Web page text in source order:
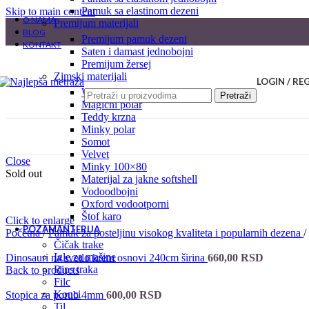
Skip to main content
O NAMA
BLOG
KONTAKT
Pretraži
LOGIN /
pamuk sa elastinom dezeni
premijum materijali
premijum pamuk dezeni
saten i damast jednobojni
premijum žersej
zimski materijali
welsoft
magični polar
teddy krzna
minky polar
somot
velvet
minky 100×80
materijal za jakne softshell
vodoodbojni
oxford vodootporni
štof karo
POZAMANTERIJA
čičak trake
igle za mašine
rips traka
filc
konci
til
Close
Sold out
Click to enlarge
Početna/ Pamuk za posteljinu visokog kvaliteta i popularnih dezena /
Dinosauri na svetlo krem osnovi 240cm širina 660,00 RSD
Back to products
Stopica za porub 4mm 600,00 RSD